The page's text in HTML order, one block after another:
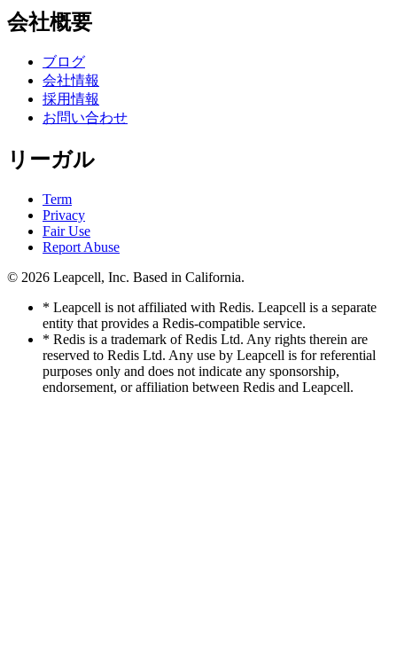
会社概要
ブログ
会社情報
採用情報
お問い合わせ
リーガル
Term
Privacy
Fair Use
Report Abuse
© 2026 Leapcell, Inc. Based in California.
* Leapcell is not affiliated with Redis. Leapcell is a separate
entity that provides a Redis-compatible service.
* Redis is a trademark of Redis Ltd. Any rights therein are
reserved to Redis Ltd. Any use by Leapcell is for referential
purposes only and does not indicate any sponsorship,
endorsement, or affiliation between Redis and Leapcell.